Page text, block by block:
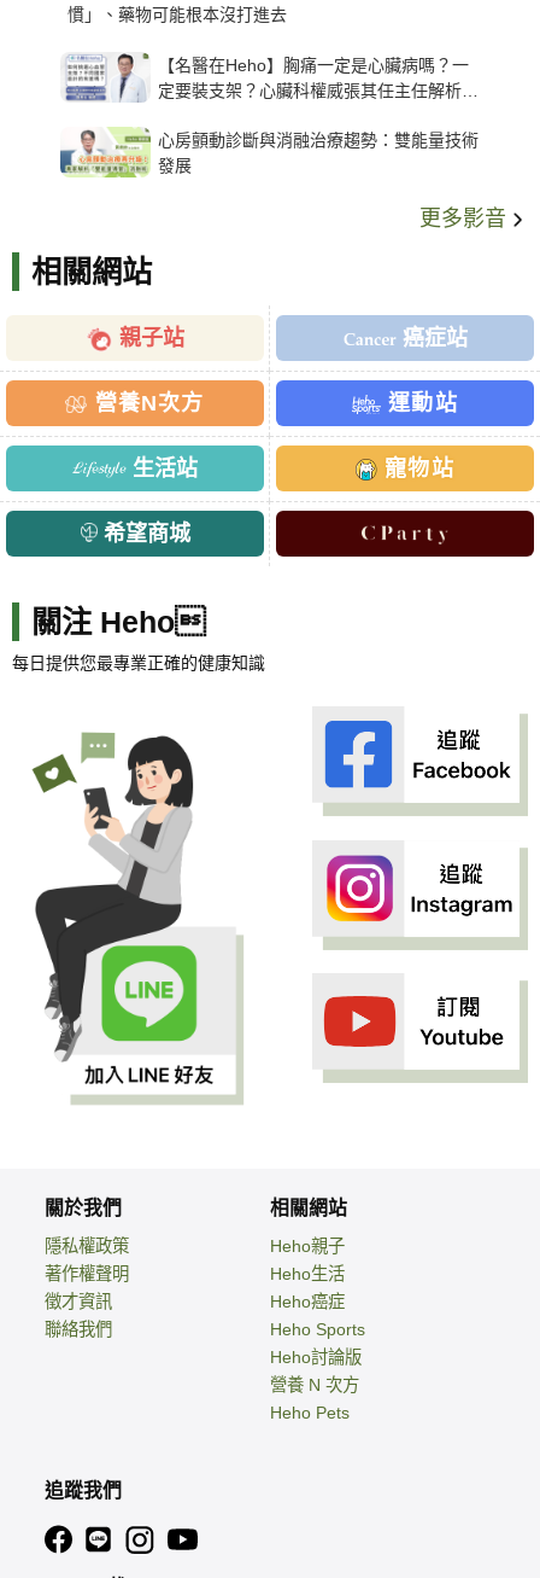
慣」、藥物可能根本沒打進去
【名醫在Heho】胸痛一定是心臟病嗎？一
定要裝支架？心臟科權威張其任主任解析支
心房顫動診斷與消融治療趨勢：雙能量技術
發展
更多影音
相關網站
親子站 癌症站
營養N次方 運動站
生活站 寵物站
希望商城
關注 Heho
每日提供您最專業正確的健康知識
關於我們
隱私權政策
著作權聲明
徵才資訊
聯絡我們
相關網站
Heho親子
Heho生活
Heho癌症
Heho Sports
Heho討論版
營養 N 次方
Heho Pets
追蹤我們